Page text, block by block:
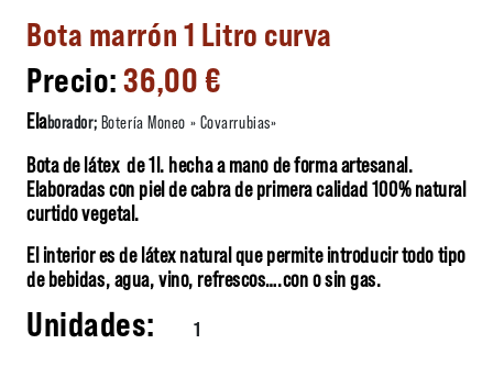
Bota marrón 1 Litro curva
36,00€
Elaborador; Botería Moneo » Covarrubias»
Bota de látex de 1l. hecha a mano de forma artesanal.
Elaboradas con piel de cabra de primera calidad 100% natural
curtido vegetal.
El interior es de látex natural que permite introducir todo tipo
de bebidas, agua, vino, refrescos….con o sin gas.
Bota marrón 1 Litro curva cantidad